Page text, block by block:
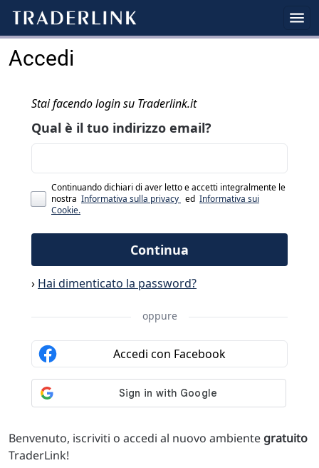
Accedi
Benvenuto, iscriviti o accedi al nuovo ambiente gratuito
TraderLink!